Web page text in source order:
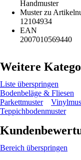
Handmuster
Muster zu
12104934
EAN
2007010569440
Weitere
Liste überspringen
Bodenbeläge & Fliesen
Parkettmuster
Teppichbodenmuster
Bereich überspringen